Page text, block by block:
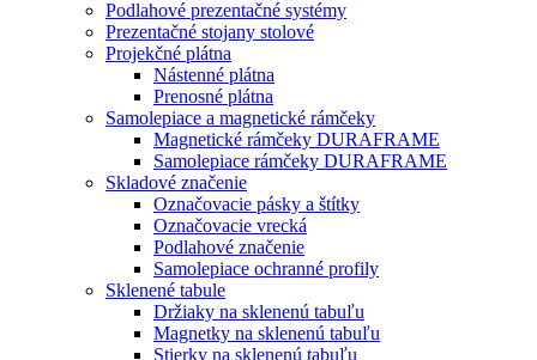
Podlahové prezentačné systémy
Prezentačné stojany stolové
Projekčné plátna
Nástenné plátna
Prenosné plátna
Samolepiace a magnetické rámčeky
Magnetické rámčeky DURAFRAME
Samolepiace rámčeky DURAFRAME
Skladové značenie
Označovacie pásky a štítky
Označovacie vrecká
Podlahové značenie
Samolepiace ochranné profily
Sklenené tabule
Držiaky na sklenenú tabuľu
Magnetky na sklenenú tabuľu
Stierky na sklenenú tabuľu